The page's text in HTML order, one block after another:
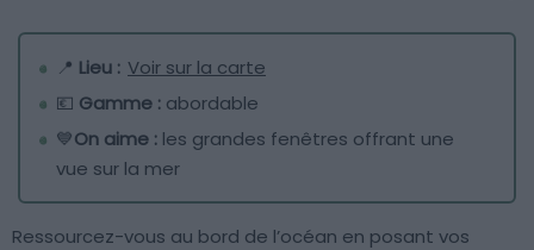
📍 Lieu : Voir sur la carte
💶 Gamme : abordable
💙On aime : les grandes fenêtres offrant une
vue sur la mer
Ressourcez-vous au bord de l’océan en posant vos